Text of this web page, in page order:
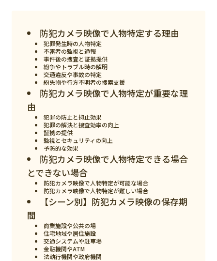
ロボット
スマート物流
ニュース
デジタルサイネージ
カメラ
おすすめ
防犯カメラ映像で人物特定する理由
犯罪発生時の人物特定
不審者の監視と通報
事件後の捜査と証拠提供
紛争やトラブル時の解明
交通違反や事故の特定
紛失物や行方不明者の捜索支援
防犯カメラ映像で人物特定が重要な理
由
犯罪の防止と抑止効果
犯罪の解決と捜査効率の向上
証拠の提供
監視とセキュリティの向上
予防的な効果
防犯カメラ映像で人物特定できる場合
とできない場合
防犯カメラ映像で人物特定が可能な場合
防犯カメラ映像で人物特定が難しい場合
【シーン別】防犯カメラ映像の保存期
間
商業施設や公共の場
住宅地域や居住施設
交通システムや駐車場
金融機関やATM
法執行機関や政府機関